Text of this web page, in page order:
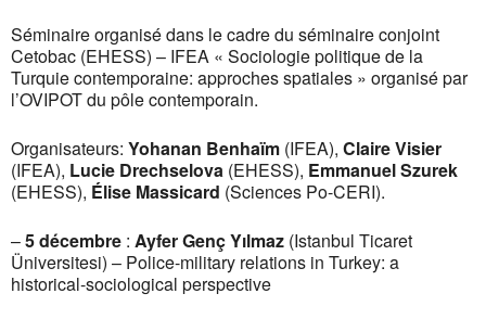
Séminaire organisé dans le cadre du séminaire conjoint
Cetobac (EHESS) – IFEA « Sociologie politique de la
Turquie contemporaine: approches spatiales » organisé par
l’OVIPOT du pôle contemporain.
Organisateurs: Yohanan Benhaïm (IFEA), Claire Visier
(IFEA), Lucie Drechselova (EHESS), Emmanuel Szurek
(EHESS), Élise Massicard (Sciences Po-CERI).
–5 décembre : Ayfer Genç Yılmaz (Istanbul Ticaret
Üniversitesi) – Police-military relations in Turkey: a
historical-sociological perspective